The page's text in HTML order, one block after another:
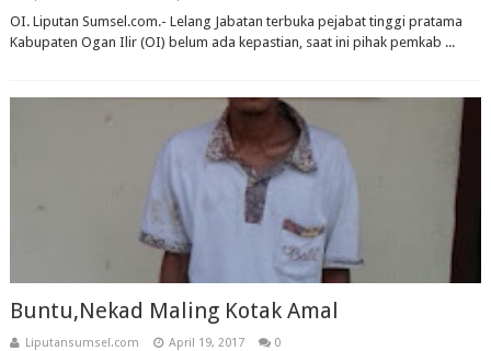
OI. Liputan Sumsel.com.- Lelang Jabatan terbuka pejabat tinggi pratama
Kabupaten Ogan Ilir (OI) belum ada kepastian, saat ini pihak pemkab ...
Buntu,Nekad Maling Kotak Amal
Liputansumsel.com April 19, 2017 0